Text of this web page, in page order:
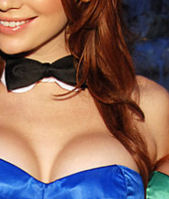
blesteme Sandra
Tămăduitoarea
Somerda
Vrăjitoarea
Margareta care
lucrează cu 5
tipuri de magie